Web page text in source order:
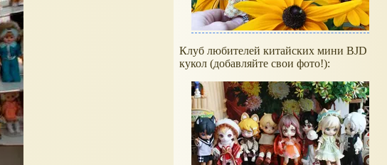
Клуб любителей китайских мини BJD
кукол (добавляйте свои фото!):